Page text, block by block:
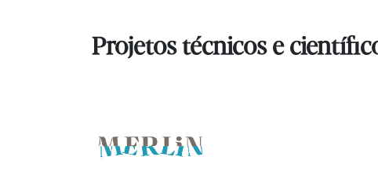
Projetos técnicos e